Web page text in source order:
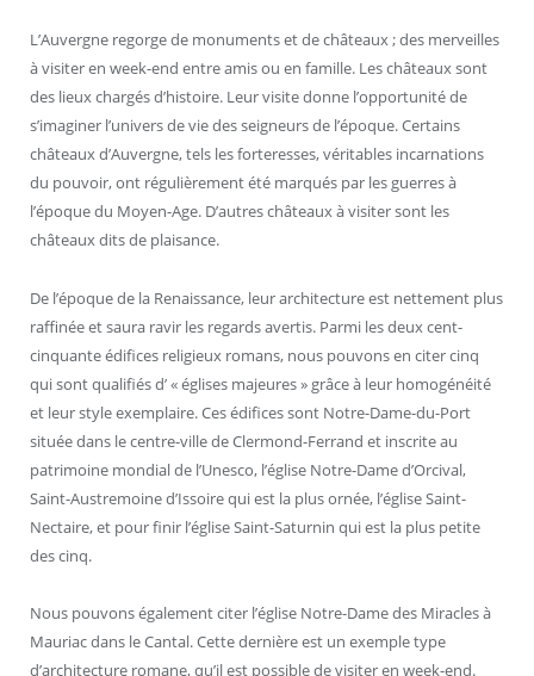
L’Auvergne regorge de monuments et de châteaux ; des merveilles
à visiter en week-end entre amis ou en famille. Les châteaux sont
des lieux chargés d’histoire. Leur visite donne l’opportunité de
s’imaginer l’univers de vie des seigneurs de l’époque. Certains
châteaux d’Auvergne, tels les forteresses, véritables incarnations
du pouvoir, ont régulièrement été marqués par les guerres à
l’époque du Moyen-Age. D’autres châteaux à visiter sont les
châteaux dits de plaisance.
De l’époque de la Renaissance, leur architecture est nettement plus
raffinée et saura ravir les regards avertis. Parmi les deux cent-
cinquante édifices religieux romans, nous pouvons en citer cinq
qui sont qualifiés d’ « églises majeures » grâce à leur homogénéité
et leur style exemplaire. Ces édifices sont Notre-Dame-du-Port
située dans le centre-ville de Clermond-Ferrand et inscrite au
patrimoine mondial de l’Unesco, l’église Notre-Dame d’Orcival,
Saint-Austremoine d’Issoire qui est la plus ornée, l’église Saint-
Nectaire, et pour finir l’église Saint-Saturnin qui est la plus petite
des cinq.
Nous pouvons également citer l’église Notre-Dame des Miracles à
Mauriac dans le Cantal. Cette dernière est un exemple type
d’architecture romane, qu’il est possible de visiter en week-end.